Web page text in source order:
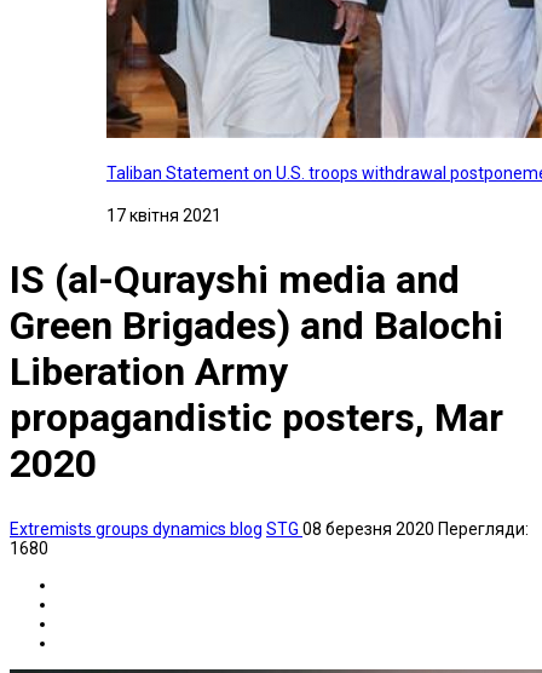
Taliban Statement on U.S. troops withdrawal
17 квітня 2021
IS (al-Qurayshi media and
Green Brigades) and Balochi
Liberation Army
propagandistic posters, Mar
2020
Extremists groups dynamics blog STG 08 березня 2020 Перегляди:
1680